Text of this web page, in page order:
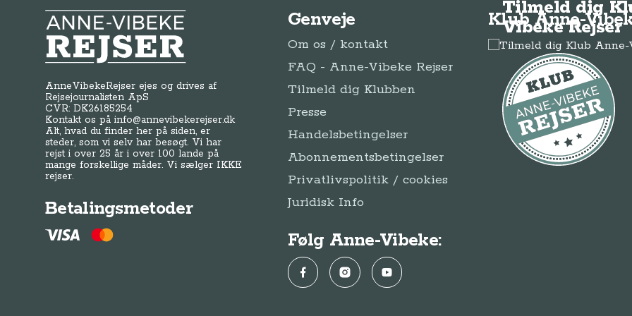
Anne-Vibeke Rejser
AnneVibekeRejser ejes og drives af
Rejsejournalisten ApS
CVR: DK26185254
Kontakt os påinfo@annevibekerejser.dk
Alt, hvad du finder her på siden, er
steder, som vi selv har besøgt. Vi har
rejst i over 25 år i over 100 lande på
mange forskellige måder. Vi sælger IKKE
rejser.
Betalingsmetoder
Genveje
Om os / kontakt
FAQ - Anne-Vibeke Rejser
Tilmeld dig Klubben
Presse
Handelsbetingelser
Abonnementsbetingelser
Privatlivspolitik / cookies
Juridisk Info
Følg Anne-Vibeke:
FacebookInstagramYouTube
Klub Anne-
Tilmeld dig
Vibeke Rejser